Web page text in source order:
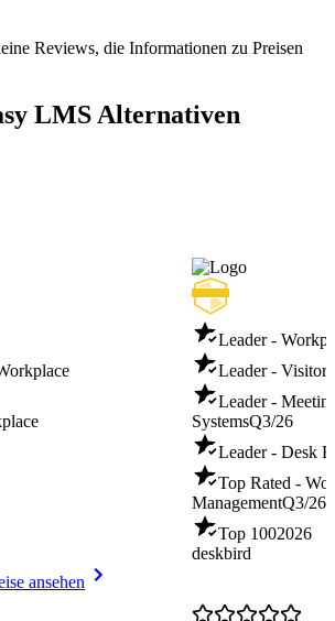
Reviews, die Informationen zu Preisen
LMS Alternativen
ansehen
Leader -
Leader - Visitor
Leader -
SystemsQ3/26
Leader - Desk
Top Rated -
ManagementQ3/26
Top 1002026
deskbird